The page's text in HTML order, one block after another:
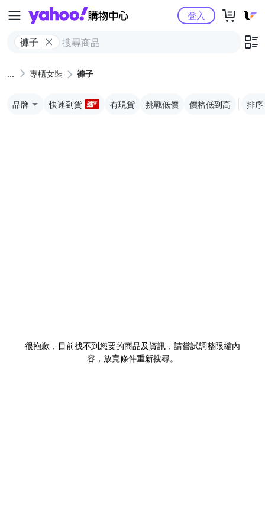
Yahoo購物中心
褲子
登入
專櫃女裝 褲子
品牌 快速到貨 有現貨 挑戰低價 價格低到高 排序
很抱歉，目前找不到您要的商品及資訊，請嘗試調整限縮內
容，放寬條件重新搜尋。